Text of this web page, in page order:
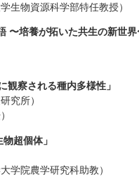
生物資源科学部特任教授）
〜培養が拓いた共生の新世界
察される種内多様性」
究所）
超個体」
学院農学研究科助教）